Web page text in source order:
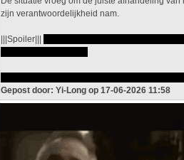
zijn verantwoordelijkheid nam.
|||Spoiler|||
Gepost door: Yi-Long op 17-06-2026 11:58